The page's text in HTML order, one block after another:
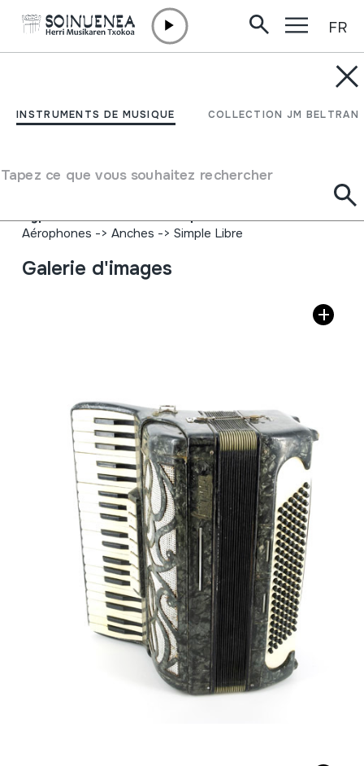
INSTRUMENTS DE MUSIQUE COLLECTION JM BELTRAN
Tapez ce que vous souhaitez rechercher
FR
SOINUA; SOINU-
Auteur
Type d'instrument de musique
Aérophones -> Anches -> Simple Libre
Galerie d'images